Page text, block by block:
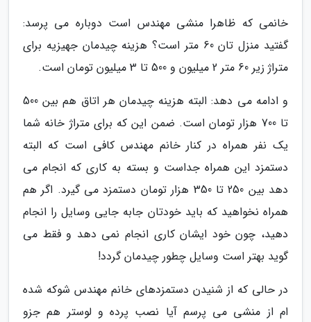
خانمی که ظاهرا منشی مهندس است دوباره می پرسد:
گفتید منزل تان 60 متر است؟ هزینه چیدمان جهیزیه برای
متراژ زیر 60 متر 2 میلیون و 500 تا 3 میلیون تومان است.
و ادامه می دهد: البته هزینه چیدمان هر اتاق هم بین 500
تا 700 هزار تومان است. ضمن این که برای متراژ خانه شما
یک نفر همراه در کنار خانم مهندس کافی است که البته
دستمزد این همراه جداست و بسته به کاری که انجام می
دهد بین 250 تا 350 هزار تومان دستمزد می گیرد. اگر هم
همراه نخواهید که باید خودتان جابه جایی وسایل را انجام
دهید، چون خود ایشان کاری انجام نمی دهد و فقط می
گوید بهتر است وسایل چطور چیدمان گردد!
در حالی که از شنیدن دستمزدهای خانم مهندس شوکه شده
ام از منشی می پرسم آیا نصب پرده و لوستر هم جزو